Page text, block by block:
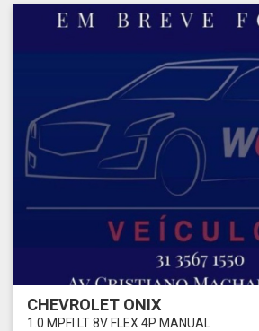
CHEVROLET ONIX
1.0 MPFI LT 8V FLEX 4P MANUAL